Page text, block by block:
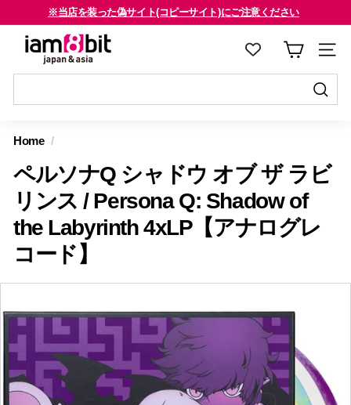
ン
イ
を
止
め
る
※当店を装った偽サイト(コピーサイト)にご注意ください
海外のお客様はご確認ください
8
t
a
p
a
n
&
a
s
i
a
信
る
送
る
Home /
ペルソナQ シャドウ オブ ザ ラビ
リンス / Persona Q: Shadow of
the Labyrinth 4xLP【アナログレ
コード】